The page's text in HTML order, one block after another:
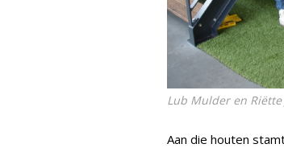
Lub Mulder en Riëtte
Aan die houten